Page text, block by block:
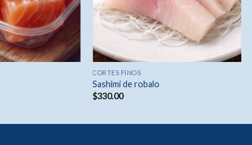
CORTES FINOS
Sashimi de robalo
$330.00